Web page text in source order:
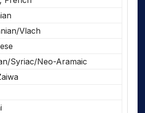
Vlach
Syriac/Neo-Aramaic